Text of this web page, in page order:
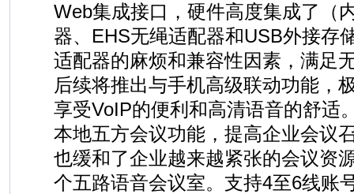
Web集成接口，硬件高度集成了（
器、EHS无绳适配器和USB外接存
适配器的麻烦和兼容性因素，满足
后续将推出与手机高级联动功能，
享受VoIP的便利和高清语音的舒适
本地五方会议功能，提高企业会议
也缓和了企业越来越紧张的会议资
个五路语音会议室。支持4至6线账